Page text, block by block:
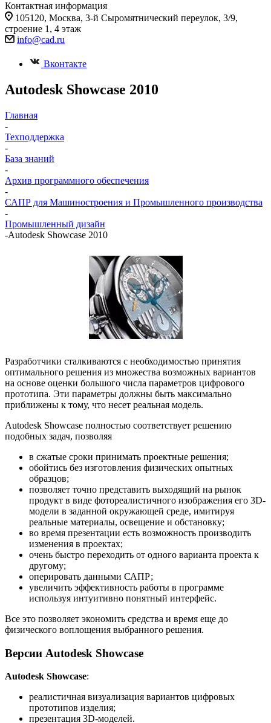
Контактная информация
105120, Москва, 3-й Сыромятнический переулок, 3/9,
строение 1, 4 этаж
info@cad.ru
Вконтакте
Autodesk Showcase 2010
Главная
-
Техподдержка
-
База знаний
-
Архив программного обеспечения
-
САПР для Машиностроения и Промышленного производства
-
Промышленный дизайн
-Autodesk Showcase 2010
Разработчики сталкиваются с необходимостью принятия
оптимального решения из множества возможных вариантов
на основе оценки большого числа параметров цифрового
прототипа. Эти параметры должны быть максимально
приближены к тому, что несет реальная модель.
Autodesk Showcase полностью соответствует решению
подобных задач, позволяя
в сжатые сроки принимать проектные решения;
обойтись без изготовления физических опытных
образцов;
позволяет точно представить выходящий на рынок
продукт в виде фотореалистичного изображения его 3D-
модели в заданной окружающей среде, имитируя
реальные материалы, освещение и обстановку;
во время презентации есть возможность производить
изменения в проектах;
очень быстро переходить от одного варианта проекта к
другому;
оперировать данными САПР;
увеличить эффективность работы в программе
используя интуитивно понятный интерфейс.
Все это позволяет экономить средства и время еще до
физического воплощения выбранного решения.
Версии Autodesk Showcase
Autodesk Showcase:
реалистичная визуализация вариантов цифровых
прототипов изделия;
презентация 3D-моделей.